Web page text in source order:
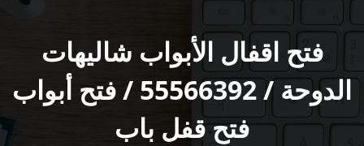
فتح اقفال الأبواب شاليهات
الدوحة / 55566392 / فتح أبواب
فتح قفل باب